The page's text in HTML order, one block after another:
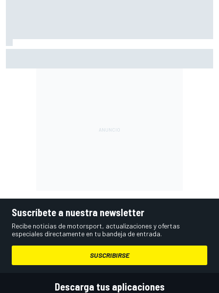
Suscríbete a nuestra newsletter
Recibe noticias de motorsport, actualizaciones y ofertas
especiales directamente en tu bandeja de entrada.
SUSCRIBIRSE
Descarga tus aplicaciones